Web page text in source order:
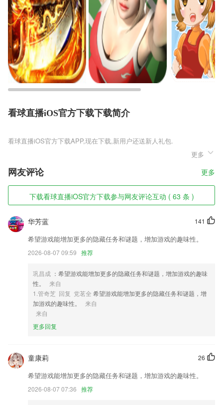
看球直播iOS官方下载下载简介
看球直播iOS官方下载
看球直播iOS官方下载是一款独霸天下的青剑绝唱，玄幻的仙侠情节，深
深地吸引着仙侠玩家们的心，带玩家们沉浸在奇幻的玄妙世界，享受仙侠
战歌的洗礼。超棒的仙侠福利，丰厚的奖品等待着玩家们去领取，喜欢这
类游戏的小伙伴赶快下载体验吧。
看球直播iOS官方下载软件特色
1,【实时资讯】随时更报考相关资讯，让考试做到随机应变。
2,软件拥有丰富的预设滤镜、变色字幕水印等众多好玩有趣功能
3,自动代码缩进（使用jsbeautify）
5,任务派发，团队协同作业，随时跟踪进程，及时反馈进度，时时推送通
知，高效管控提升团队执行力！支持文档、图片附件；
6,最全的内容更快了解，更好的学习不同口琴知识的轻松便捷。
看球直播iOS官方下载软件优势
2.同时潜移默化的让宝宝养成良好的性格、习惯，形成终身受益的品德、
情感和能力;
3.超好用的数学学习平台，在线各种教学模式等都有。
更多
网友评论 更多
下载看球直播iOS官方下载参与网友评论互动 ( 63 条 )
141
华芳蓝
希望游戏能增加更多的隐藏任务和谜题，增加游戏的趣味性。
2026-08-07 09:59 推荐
巩昌成 ：希望游戏能增加更多的隐藏任务和谜题，增加游戏的趣味
性。
来自
1.管奇芝 回复 党茗全 希望游戏能增加更多的隐藏任务和谜题，增
加游戏的趣味性。
来自
来自
更多回复
26
童康莉
希望游戏能增加更多的隐藏任务和谜题，增加游戏的趣味性。
2026-08-07 07:36 推荐